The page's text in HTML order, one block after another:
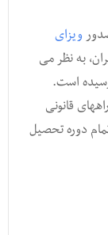
ویزای
به نظر می
است.
قانونی
دوره تحصیل